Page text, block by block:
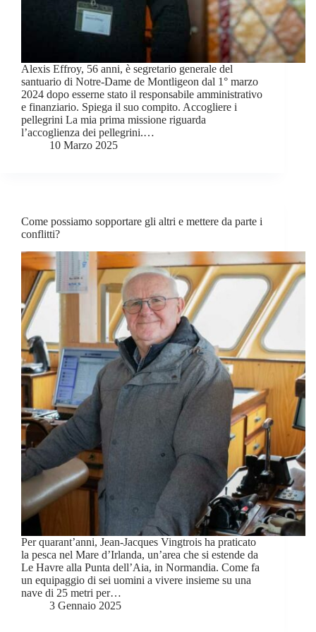
Alexis Effroy, 56 anni, è segretario generale del
santuario di Notre-Dame de Montligeon dal 1° marzo
2024 dopo esserne stato il responsabile amministrativo
e finanziario. Spiega il suo compito. Accogliere i
pellegrini La mia prima missione riguarda
l’accoglienza dei pellegrini.…
10 Marzo 2025
Come possiamo sopportare gli altri e mettere da parte i
conflitti?
Per quarant’anni, Jean-Jacques Vingtrois ha praticato
la pesca nel Mare d’Irlanda, un’area che si estende da
Le Havre alla Punta dell’Aia, in Normandia. Come fa
un equipaggio di sei uomini a vivere insieme su una
nave di 25 metri per…
3 Gennaio 2025